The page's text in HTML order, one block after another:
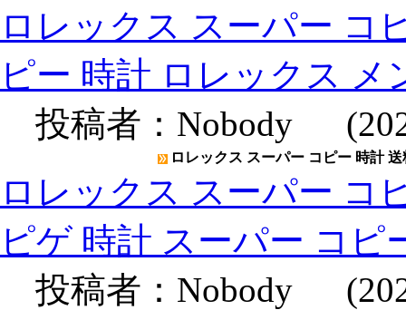
ロレックス スーパー コ
ピー 時計 ロレックス メ
投稿者： Nobody
ロレックス スーパー コピー 時計
ロレックス スーパー コ
ピゲ 時計 スーパー コピ
投稿者： Nobody